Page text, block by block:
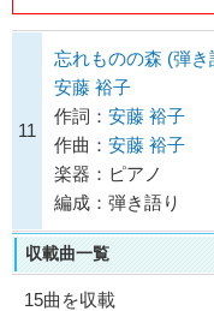
11
忘れものの森 (弾き
安藤 裕子
作詞： 安藤 裕子
作曲： 安藤 裕子
楽器：ピアノ
編成：弾き語り
収載曲一覧
15曲を収載